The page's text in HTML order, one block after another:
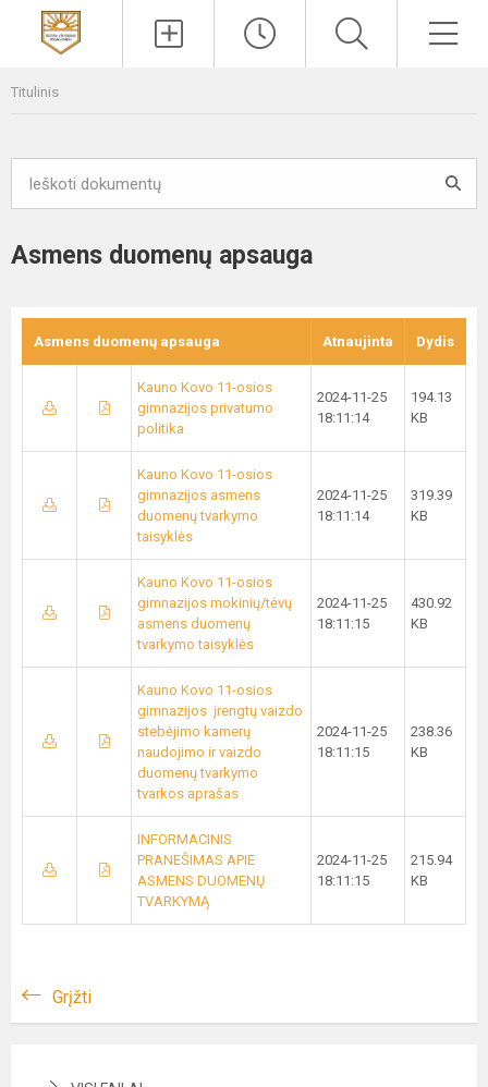
Titulinis
Asmens duomenų apsauga
Asmens duomenų apsauga Atnaujinta Dydis
Kauno Kovo 11-osios
gimnazijos privatumo
politika
2024-11-25
18:11:14
194.13
KB
Kauno Kovo 11-osios
gimnazijos asmens
duomenų tvarkymo
taisyklės
2024-11-25
18:11:14
319.39
KB
Kauno Kovo 11-osios
gimnazijos mokinių/tėvų
asmens duomenų
tvarkymo taisyklės
2024-11-25
18:11:15
430.92
KB
Kauno Kovo 11-osios
gimnazijos įrengtų vaizdo
stebėjimo kamerų
naudojimo ir vaizdo
duomenų tvarkymo
tvarkos aprašas
2024-11-25
18:11:15
238.36
KB
INFORMACINIS
PRANEŠIMAS APIE
ASMENS DUOMENŲ
TVARKYMĄ
2024-11-25
18:11:15
215.94
KB
Grįžti